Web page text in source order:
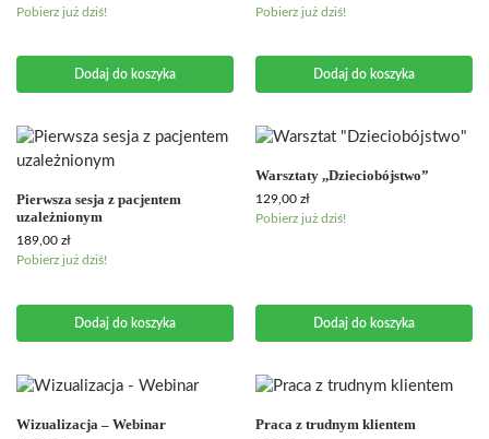
Pobierz już dziś!
Dodaj do koszyka
Pobierz już dziś!
Dodaj do koszyka
Pierwsza sesja z pacjentem
uzależnionym
189,00 zł
Pobierz już dziś!
Dodaj do koszyka
Warsztaty ,,Dzieciobójstwo”
129,00 zł
Pobierz już dziś!
Dodaj do koszyka
Wizualizacja – Webinar Praca z trudnym klientem